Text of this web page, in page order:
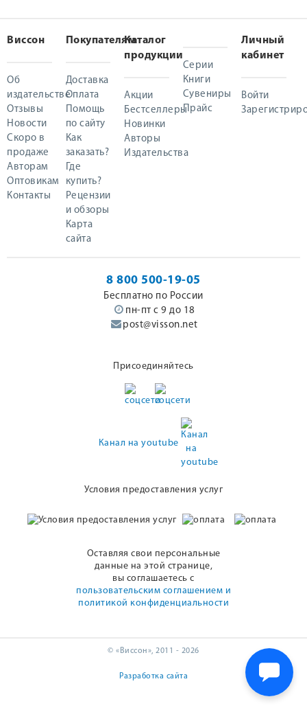
Виссон
Об
издательстве
Отзывы
Новости
Скоро в
продаже
Авторам
Оптовикам
Контакты
Покупателям
Доставка
Оплата
Помощь
по сайту
Как
заказать?
Где
купить?
Рецензии
и обзоры
Карта
сайта
Каталог
продукции
Акции
Бестселлеры
Новинки
Авторы
Издательства
Серии
Книги
Сувениры
Прайс
Личный
кабинет
Войти
8 800 500-19-05
Бесплатно по России
пн-пт с 9 до 18
post@visson.net
Присоединяйтесь
Канал на youtube
Условия предоставления услуг
Оставляя свои персональные
данные на этой странице,
вы соглашаетесь с
пользовательским соглашением и
политикой конфиденциальности
© «Виссон», 2011 - 2026
Разработка сайта